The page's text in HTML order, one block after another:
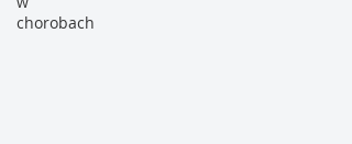
chorobach